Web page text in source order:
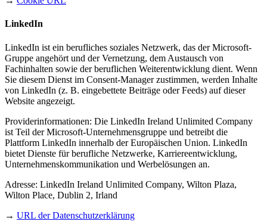
LinkedIn
LinkedIn ist ein berufliches soziales Netzwerk, das der Microsoft-
Gruppe angehört und der Vernetzung, dem Austausch von
Fachinhalten sowie der beruflichen Weiterentwicklung dient. Wenn
Sie diesem Dienst im Consent-Manager zustimmen, werden Inhalte
von LinkedIn (z. B. eingebettete Beiträge oder Feeds) auf dieser
Website angezeigt.
Providerinformationen: Die LinkedIn Ireland Unlimited Company
ist Teil der Microsoft-Unternehmensgruppe und betreibt die
Plattform LinkedIn innerhalb der Europäischen Union. LinkedIn
bietet Dienste für berufliche Netzwerke, Karriereentwicklung,
Unternehmenskommunikation und Werbelösungen an.
Adresse: LinkedIn Ireland Unlimited Company, Wilton Plaza,
Wilton Place, Dublin 2, Irland
→ URL der Datenschutzerklärung